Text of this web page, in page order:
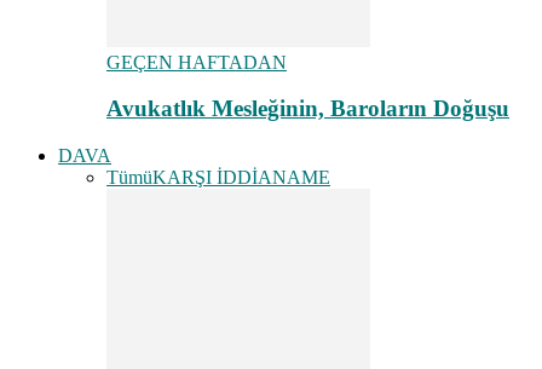
GEÇEN HAFTADAN
Avukatlık Mesleğinin, Baroların Doğuşu
DAVA
TümüKARŞI İDDİANAME